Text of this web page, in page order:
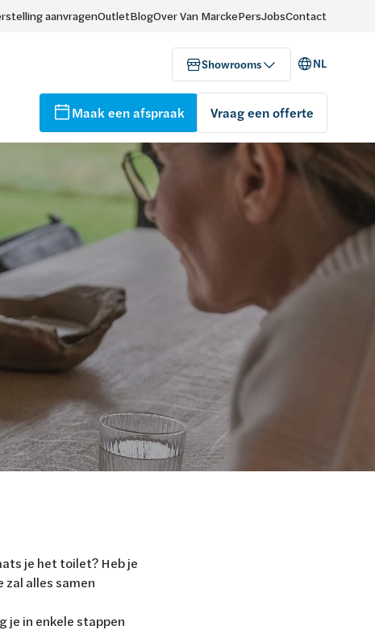
aanvragenOutletBlogOver Van MarckePersJobsContact
Showrooms NL
Maak een afspraak Vraag een offerte
je het toilet? Heb je
zal alles samen
je in enkele stappen